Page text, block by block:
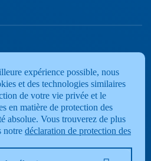
expérience possible, nous
et des technologies similaires
de votre vie privée et le
en matière de protection des
absolue. Vous trouverez de plus
notre déclaration de protection des